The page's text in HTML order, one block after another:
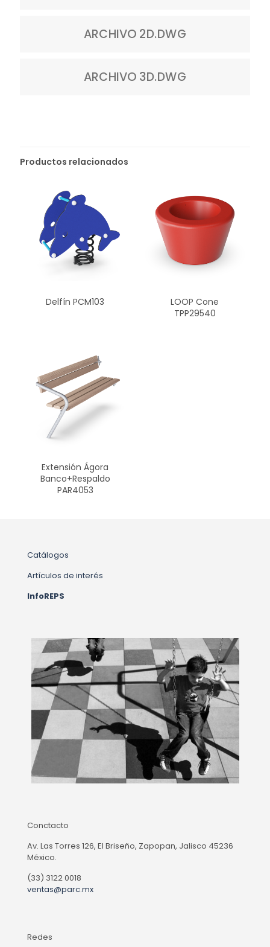
ARCHIVO 2D.DWG
ARCHIVO 3D.DWG
Productos relacionados
Delfín PCM103
LOOP Cone
TPP29540
Extensión Ágora
Banco+Respaldo
PAR4053
Catálogos
Artículos de interés
InfoREPS
Conctacto
Av. Las Torres 126, El Briseño, Zapopan, Jalisco 45236
México.
(33) 3122 0018
ventas@parc.mx
Redes